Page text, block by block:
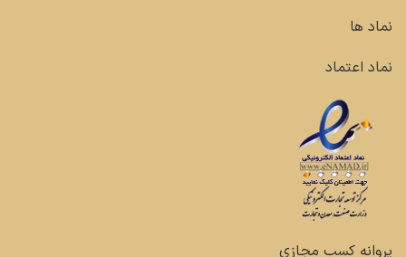
نماد ها
نماد اعتماد
پروانه کسب مجازی